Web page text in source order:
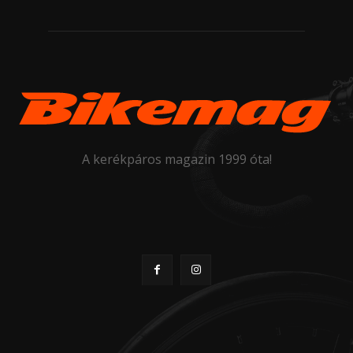
A kerékpáros magazin 1999 óta!